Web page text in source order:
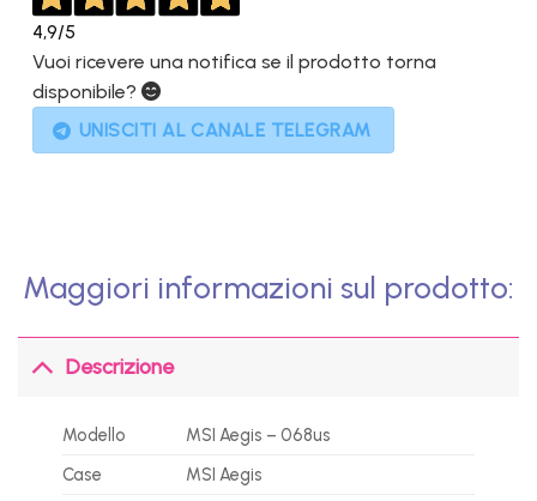
4,9/5
Vuoi ricevere una notifica se il prodotto torna
disponibile?
UNISCITI AL CANALE TELEGRAM
Maggiori informazioni sul prodotto:
Descrizione
Modello
MSI Aegis – 068us
Case
MSI Aegis